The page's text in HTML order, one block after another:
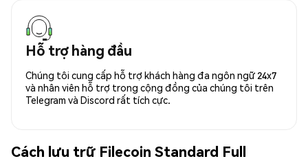
Hỗ trợ hàng đầu
Chúng tôi cung cấp hỗ trợ khách hàng đa ngôn ngữ 24x7
và nhân viên hỗ trợ trong cộng đồng của chúng tôi trên
Telegram và Discord rất tích cực.
Cách lưu trữ Filecoin Standard Full